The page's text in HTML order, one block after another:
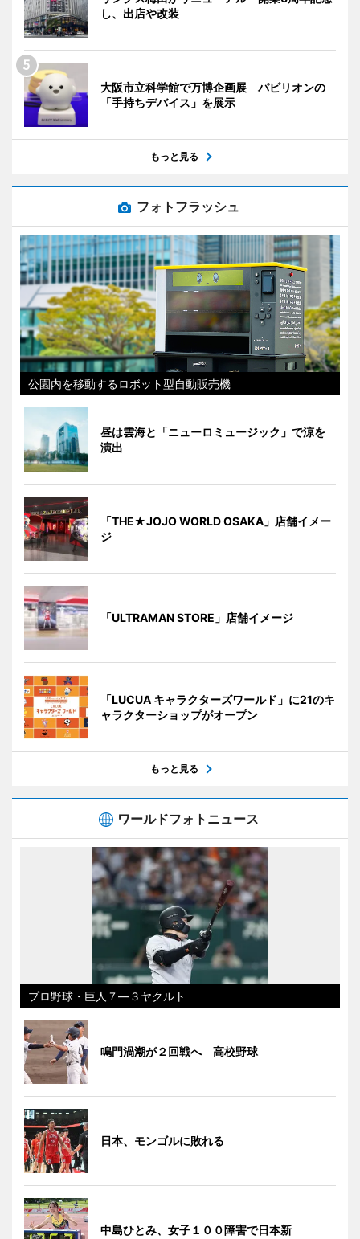
し、出店や改装
大阪市立科学館で万博企画展 パビリオンの
「手持ちデバイス」を展示
もっと見る
フォトフラッシュ
公園内を移動するロボット型自動販売機
昼は雲海と「ニューロミュージック」で涼を
演出
「THE★JOJO WORLD OSAKA」店舗イメー
ジ
「ULTRAMAN STORE」店舗イメージ
「LUCUA キャラクターズワールド」に21のキ
ャラクターショップがオープン
もっと見る
ワールドフォトニュース
プロ野球・巨人７―３ヤクルト
鳴門渦潮が２回戦へ 高校野球
日本、モンゴルに敗れる
中島ひとみ、女子１００障害で日本新